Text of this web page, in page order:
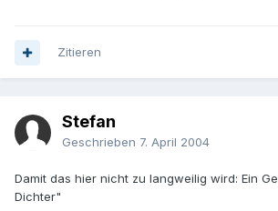
Zitieren
Stefan
Geschrieben 7. April 2004
Damit das hier nicht zu langweilig wird: Ein
Dichter"